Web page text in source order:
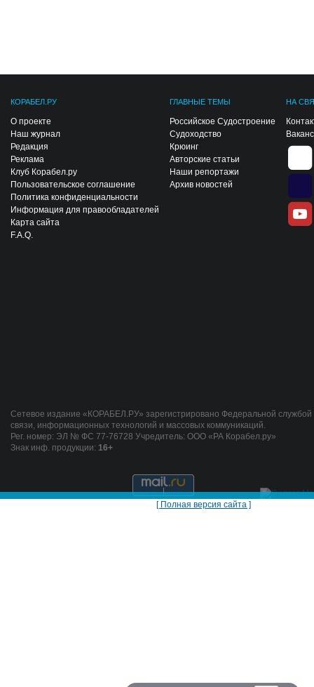
КОРАБЕЛ.РУ
О проекте
Наш журнал
Редакция
Реклама
Клуб Корабел.ру
Пользовательское соглашение
Политика конфиденциальности
Информация для правообладателей
Карта сайта
F.A.Q.
ГЛАВНЫЕ ТЕМЫ
Российское Судостроение
Судоходство
Крюинг
Авторские статьи
Наши репортажи
Архив новостей
НА
Сетевое издание «КОРАБЕЛ.РУ» зарегистрировано Федеральной
связи, информационных технологий и массовых коммуникаций.
Рег. номер: ЭЛ № ФС 77-76728 Учредитель: ООО «РА Корабел.ру»
Знак инф. продукции: 16+
[ Полная версия сайта ]